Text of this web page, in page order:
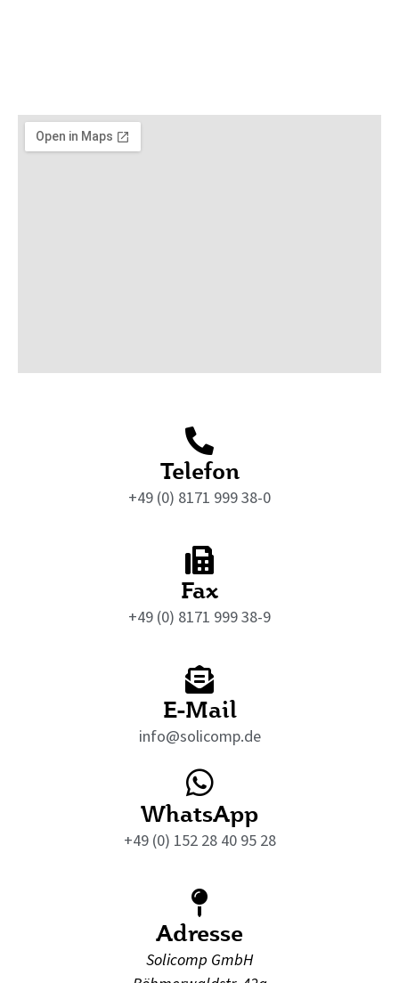
Telefon
+49 (0) 8171 999 38-0
Fax
+49 (0) 8171 999 38-9
E-Mail
info@solicomp.de
WhatsApp
+49 (0) 152 28 40 95 28
Adresse
Solicomp GmbH